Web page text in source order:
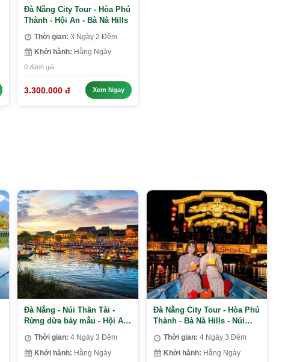
Đà Nẵng City Tour - Hòa Phú
Thành - Hội An - Bà Nà Hills
Thời gian: 3 Ngày 2 Đêm
Khởi hành: Hằng Ngày
0 đánh giá
3.300.000 đ Xem Ngay
Đà Nẵng - Núi Thần Tài -
Rừng dừa bảy mẫu - Hội An
- Bà Nà Hills - Ngũ Hành
Sơn
Thời gian: 4 Ngày 3 Đêm
Khởi hành: Hằng Ngày
Đà Nẵng City Tour - Hòa Phú
Thành - Bà Nà Hills - Núi
Thần Tài - Hội An
Thời gian: 4 Ngày 3 Đêm
Khởi hành: Hằng Ngày